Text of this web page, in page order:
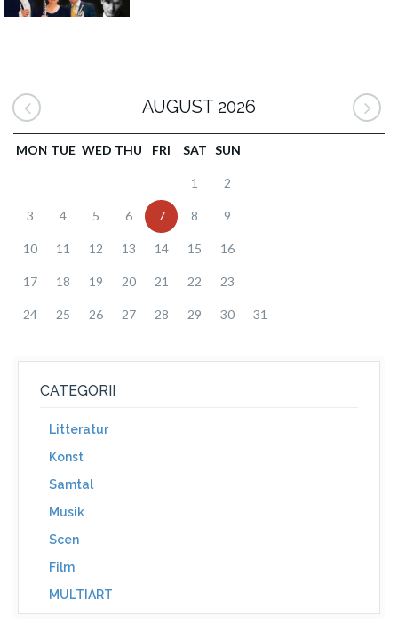
AUGUST 2026
MON TUE WED THU FRI SAT SUN
1 2
3 4 5 6 7 8 9
10 11 12 13 14 15 16
17 18 19 20 21 22 23
24 25 26 27 28 29 30 31
CATEGORII
Litteratur
Konst
Samtal
Musik
Scen
Film
MULTIART